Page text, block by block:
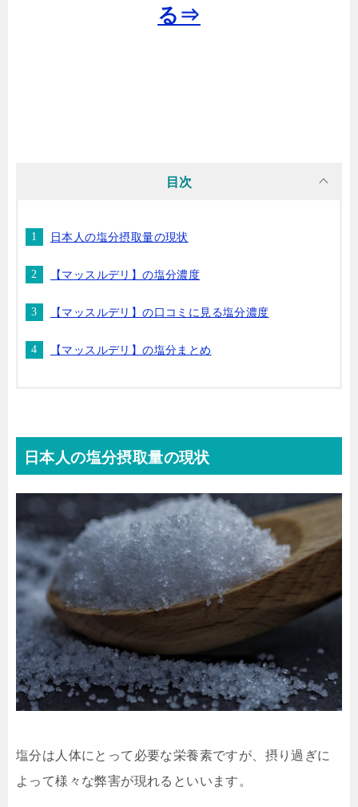
る⇒
目次
日本人の塩分摂取量の現状
【マッスルデリ】の塩分濃度
【マッスルデリ】の口コミに見る塩分濃度
【マッスルデリ】の塩分まとめ
日本人の塩分摂取量の現状
塩分は人体にとって必要な栄養素ですが、摂り過ぎに
よって様々な弊害が現れるといいます。